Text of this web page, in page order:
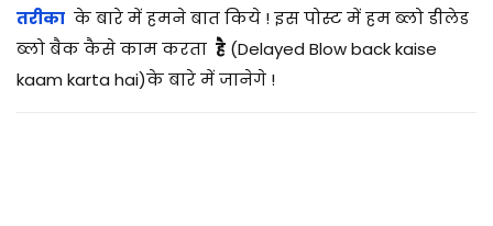
0
7
/
तरीका के बारे में हमने बात किये ! इस पोस्ट में हम ब्लोडीलेड
ब्लो बैक कैसे काम करता है (Delayed Blow back kaise
kaam karta hai)के बारे में जानेगे !